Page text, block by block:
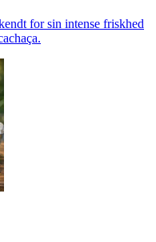
for sin intense friskhed